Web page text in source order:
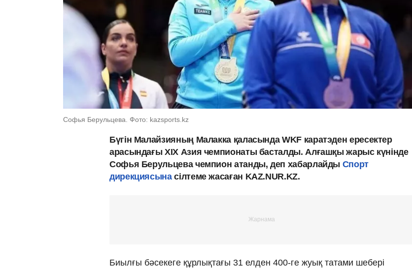
Софья Берульцева. Фото: kazsports.kz
Бүгін Малайзияның Малакка қаласында WKF каратэден ересектер
арасындағы XIX Азия чемпионаты басталды. Алғашқы жарыс күнінде
Софья Берульцева чемпион атанды, деп хабарлайды Спорт
дирекциясынасілтеме жасаған KAZ.NUR.KZ.
Биылғы бәсекеге құрлықтағы 31 елден 400-ге жуық татами шебері